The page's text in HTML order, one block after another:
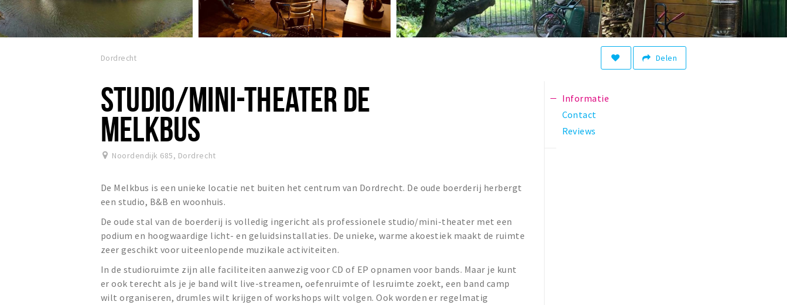
Dordrecht Delen
STUDIO/MINI-THEATER DE
MELKBUS
Noordendijk 685, Dordrecht
De Melkbus is een unieke locatie net buiten het centrum van Dordrecht. De oude boerderij herbergt
een studio, B&B en woonhuis.
De oude stal van de boerderij is volledig ingericht als professionele studio/mini-theater met een
podium en hoogwaardige licht- en geluidsinstallaties. De unieke, warme akoestiek maakt de ruimte
zeer geschikt voor uiteenlopende muzikale activiteiten.
In de studioruimte zijn alle faciliteiten aanwezig voor CD of EP opnamen voor bands. Maar je kunt
er ook terecht als je je band wilt live-streamen, oefenruimte of lesruimte zoekt, een band camp
wilt organiseren, drumles wilt krijgen of workshops wilt volgen. Ook worden er regelmatig
Informatie
Contact
Reviews